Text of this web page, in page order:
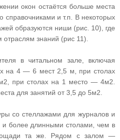
окон остаётся больше места
справочниками и т.п. В некоторых
образуются ниши (рис. 10), где
отраслям знаний (рис 11).
в читальном зале, включая
на 4 — 6 мест 2,5 м, при столах
при столах на 1 место — 4м2.
для занятий от 3,5 до 5м2.
со стеллажами для журналов и
и более длинными столами, чем в
та же. Рядом с залом —